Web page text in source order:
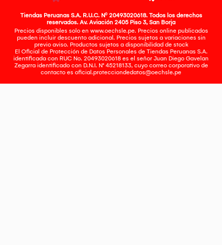
Tiendas Peruanas S.A. R.U.C. Nº 20493020618. Todos los derechos
reservados. Av. Aviación 2405 Piso 3, San Borja
Precios disponibles solo en www.oechsle.pe. Precios online publicados
pueden incluir descuento adicional. Precios sujetos a variaciones sin
previo aviso. Productos sujetos a disponibilidad de stock
El Oficial de Protección de Datos Personales de Tiendas Peruanas S.A.
identificada con RUC No. 20493020618 es el señor Juan Diego Gavelan
Zegarra identificado con D.N.I. N° 45218133, cuyo correo corporativo de
contacto es oficial.protecciondedatos@oechsle.pe